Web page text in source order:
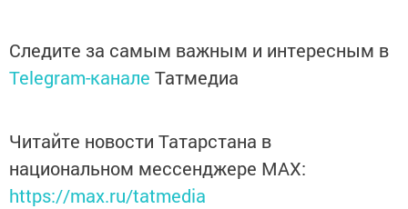
Следите за самым важным и интересным в
Telegram-канале Татмедиа
Читайте новости Татарстана в
национальном мессенджере MАХ:
https://max.ru/tatmedia